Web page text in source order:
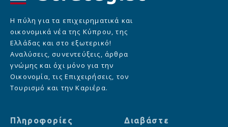
Η πύλη για τα επιχειρηματικά και
οικονομικά νέα της Κύπρου, της
Ελλάδας και στο εξωτερικό!
Αναλύσεις, συνεντεύξεις, άρθρα
γνώμης και όχι μόνο για την
Οικονομία, τις Επιχειρήσεις, τον
Τουρισμό και την Καριέρα.
Πληροφορίες Διαβάστε